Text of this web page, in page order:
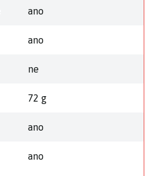
ano
ano
ne
72 g
ano
ano